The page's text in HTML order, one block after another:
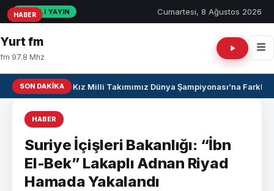
CANLI YAYIN Cumartesi, 8 Ağustos 2026
Yurt fm
fm 97.8 Mhz
SON DAKIKAU17 Kız Milli Takımımız Dünya Şampiyonası’na Farklı
HABER
Suriye İçişleri Bakanlığı: “İbn
El-Bek” Lakaplı Adnan Riyad
Hamada Yakalandı
HABER
HABER
HABER